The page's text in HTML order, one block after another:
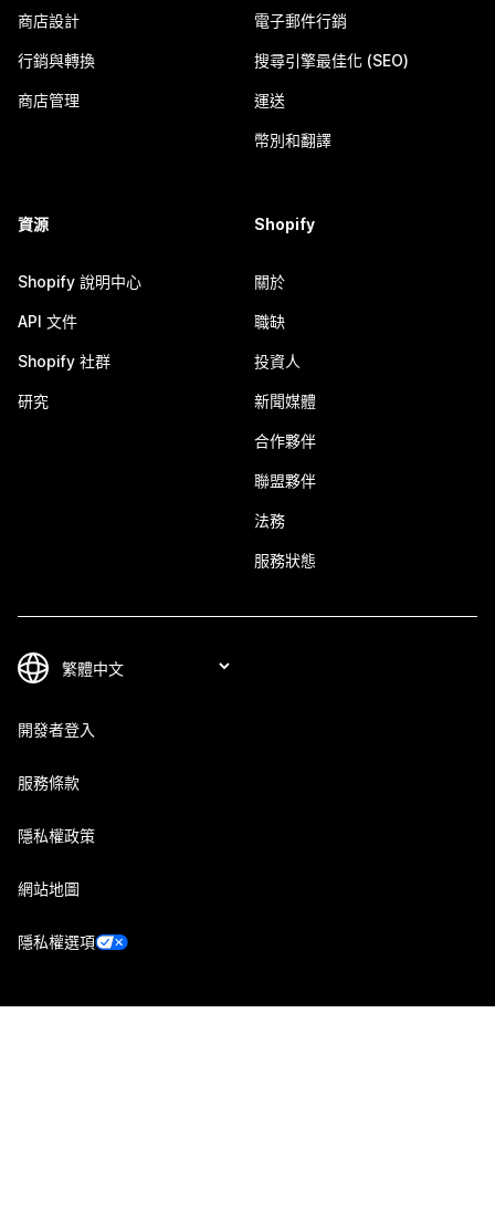
商店設計
行銷與轉換
商店管理
電子郵件行銷
搜尋引擎最佳化 (SEO)
運送
幣別和翻譯
資源
Shopify 說明中心
API 文件
Shopify 社群
研究
Shopify
關於
職缺
投資人
新聞媒體
合作夥伴
聯盟夥伴
法務
服務狀態
開發者登入
服務條款
隱私權政策
網站地圖
隱私權選項